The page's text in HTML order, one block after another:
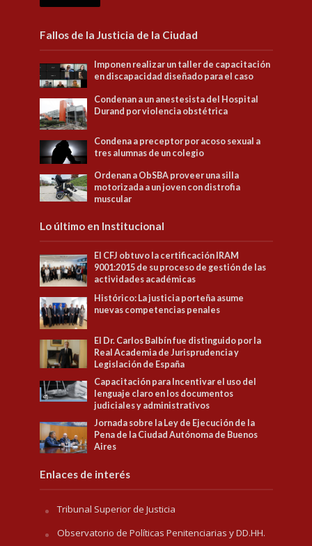
Fallos de la Justicia de la Ciudad
Imponen realizar un taller de capacitación
en discapacidad diseñado para el caso
Condenan a un anestesista del Hospital
Durand por violencia obstétrica
Condena a preceptor por acoso sexual a
tres alumnas de un colegio
Ordenan a ObSBA proveer una silla
motorizada a un joven con distrofia
muscular
Lo último en Institucional
El CFJ obtuvo la certificación IRAM
9001:2015 de su proceso de gestión de las
actividades académicas
Histórico: La justicia porteña asume
nuevas competencias penales
El Dr. Carlos Balbín fue distinguido por la
Real Academia de Jurisprudencia y
Legislación de España
Capacitación para Incentivar el uso del
lenguaje claro en los documentos
judiciales y administrativos
Jornada sobre la Ley de Ejecución de la
Pena de la Ciudad Autónoma de Buenos
Aires
Enlaces de interés
Tribunal Superior de Justicia
Observatorio de Políticas Penitenciarias y DD.HH.